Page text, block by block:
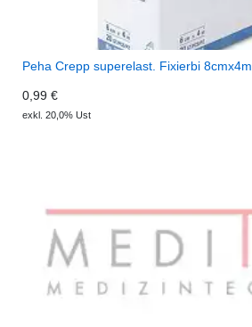
Peha Crepp superelast. Fixierbi 8cmx4m
0,99 €
exkl. 20,0% Ust